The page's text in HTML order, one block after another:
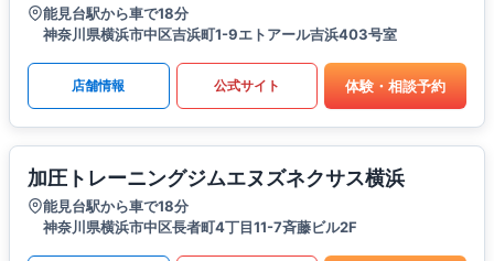
能見台駅から車で18分
神奈川県横浜市中区吉浜町1-9エトアール吉浜403号室
店舗情報 公式サイト 体験・相談予約
加圧トレーニングジムエヌズネクサス横浜
能見台駅から車で18分
神奈川県横浜市中区長者町4丁目11-7斉藤ビル2F